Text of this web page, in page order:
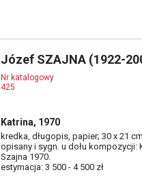
Józef SZAJNA (1922-
Nr katalogowy
425
Katrina, 1970
kredka, długopis, papier; 30 x 21
opisany i sygn. u dołu kompozycji:
Szajna 1970.
estymacja: 3 500 - 4 500 zł